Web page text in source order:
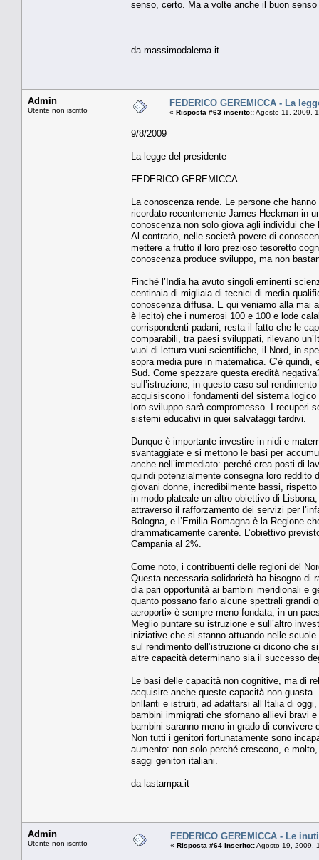
senso, certo. Ma a volte anche il buon
da massimodalema.it
Admin
Utente non iscritto
FEDERICO GEREMICCA - La
« Risposta #63 inserito::Agosto 11, 2009,
9/8/2009
La legge del presidente
FEDERICO GEREMICCA
La conoscenza rende. Le persone che
ricordato recentemente James Heckman in
conoscenza non solo giova agli individui
Al contrario, nelle società povere di
mettere a frutto il loro prezioso tesoretto
conoscenza produce sviluppo, ma non
Finché l’India ha avuto singoli eminenti
centinaia di migliaia di tecnici di media
conoscenza diffusa. E qui veniamo alla mai
è lecito) che i numerosi 100 e 100 e lode
corrispondenti padani; resta il fatto che le
comparabili, tra paesi sviluppati, rilevano
vuoi di lettura vuoi scientifiche, il Nord, in
sopra media pure in matematica. C’è
Sud. Come spezzare questa eredità
sull’istruzione, in questo caso sul
acquisiscono i fondamenti del sistema
loro sviluppo sarà compromesso. I recuperi
sistemi educativi in quei salvataggi tardivi.
Dunque è importante investire in nidi e
svantaggiate e si mettono le basi per
anche nell’immediato: perché crea posti di
quindi potenzialmente consegna loro
giovani donne, incredibilmente bassi,
in modo plateale un altro obiettivo di
attraverso il rafforzamento dei servizi per
Bologna, e l’Emilia Romagna è la Regione
drammaticamente carente. L’obiettivo
Campania al 2%.
Come noto, i contribuenti delle regioni del
Questa necessaria solidarietà ha bisogno di
dia pari opportunità ai bambini meridionali e
quanto possano farlo alcune spettrali grandi
aeroporti» è sempre meno fondata, in un
Meglio puntare su istruzione e sull’altro
iniziative che si stanno attuando nelle
sul rendimento dell’istruzione ci dicono che
altre capacità determinano sia il successo
Le basi delle capacità non cognitive, ma di
acquisire anche queste capacità non
brillanti e istruiti, ad adattarsi all’Italia di
bambini immigrati che sfornano allievi bravi
bambini saranno meno in grado di
Non tutti i genitori fortunatamente sono
aumento: non solo perché crescono, e
saggi genitori italiani.
da lastampa.it
Admin
Utente non iscritto
FEDERICO GEREMICCA - Le
« Risposta #64 inserito::Agosto 19, 2009,